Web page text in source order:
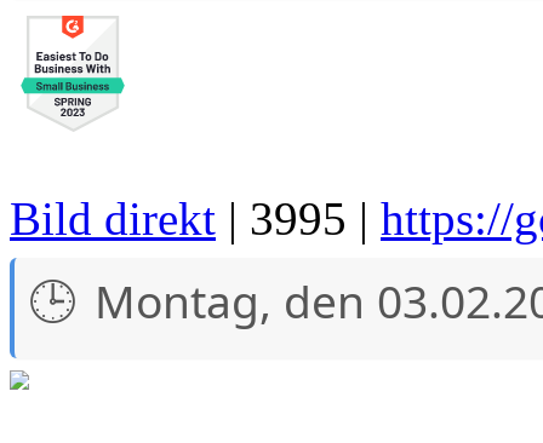
Bild direkt | 3995 | https://
Montag, den